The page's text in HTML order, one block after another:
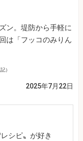
ン。堤防から手軽に
は「フッコのみりん
）
2025年7月22日
シピ〟が好き